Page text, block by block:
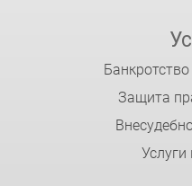
Защита
Услуги